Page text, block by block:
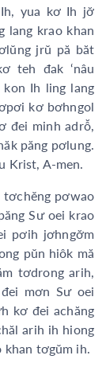
Ih, yua kơ Ih jơ̆
lang krao khan
jrŭ pă băt
teh đak ‘nâu
kon Ih ling lang
kơ bơhngol
đei minh adrô̆,
păng pơlung.
Krist, A-men.
tơchĕng pơwao
Sư oei krao
pơih jơhngơ̆m
pŭn hiôk mă
tơdrong arih,
mơn Sư oei
kơ đei achăng
arih ih hiong
tơgŭm ih.